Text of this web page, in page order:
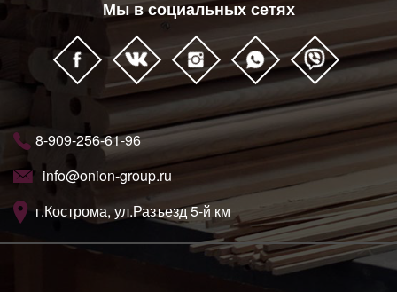
Мы в социальных сетях
8-909-256-61-96
info@onion-group.ru
г.Кострома, ул.Разъезд 5-й км